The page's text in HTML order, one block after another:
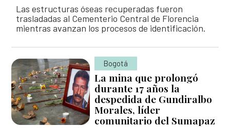
Las estructuras óseas recuperadas fueron
trasladadas al Cementerio Central de Florencia
mientras avanzan los procesos de identificación.
Bogotá
La mina que prolongó
durante 17 años la
despedida de Gundiralbo
Morales, líder
comunitario del Sumapaz